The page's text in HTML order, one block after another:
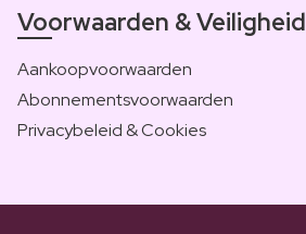
Voorwaarden & Veiligheid
Aankoopvoorwaarden
Abonnementsvoorwaarden
Privacybeleid & Cookies